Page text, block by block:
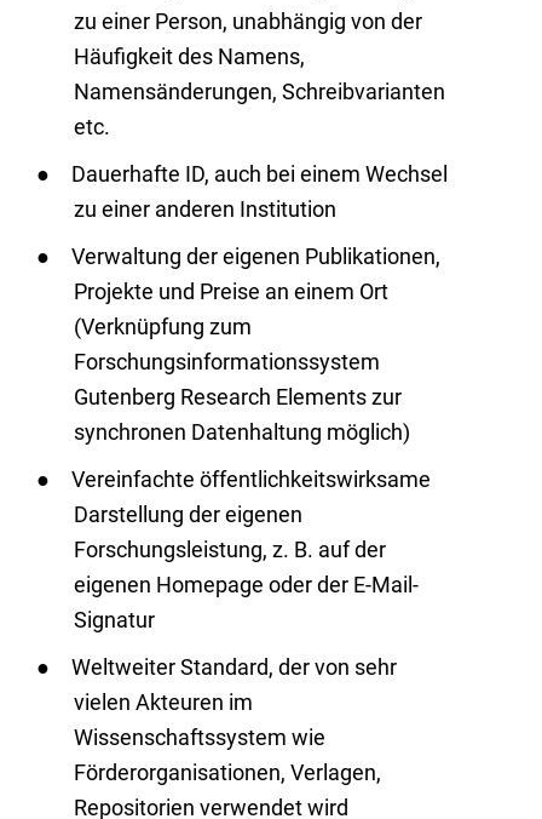
zu einer Person, unabhängig von der
Häufigkeit des Namens,
Namensänderungen, Schreibvarianten
etc.
Dauerhafte ID, auch bei einem Wechsel
zu einer anderen Institution
Verwaltung der eigenen Publikationen,
Projekte und Preise an einem Ort
(Verknüpfung zum
Forschungsinformationssystem
Gutenberg Research Elements zur
synchronen Datenhaltung möglich)
Vereinfachte öffentlichkeitswirksame
Darstellung der eigenen
Forschungsleistung, z. B. auf der
eigenen Homepage oder der E-Mail-
Signatur
Weltweiter Standard, der von sehr
vielen Akteuren im
Wissenschaftssystem wie
Förderorganisationen, Verlagen,
Repositorien verwendet wird